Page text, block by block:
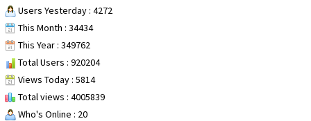
Users Yesterday : 4272
This Month : 34434
This Year : 349762
Total Users : 920204
Views Today : 5814
Total views : 4005839
Who's Online : 20